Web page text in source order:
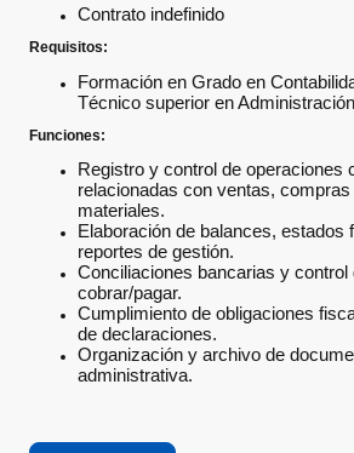
Contrato indefinido
Requisitos:
Formación en Grado en
Técnico superior en
Funciones:
Registro y control de operaciones
relacionadas con ventas,
materiales.
Elaboración de balances, estados
reportes de gestión.
Conciliaciones bancarias y control
cobrar/pagar.
Cumplimiento de obligaciones
de declaraciones.
Organización y archivo de
administrativa.